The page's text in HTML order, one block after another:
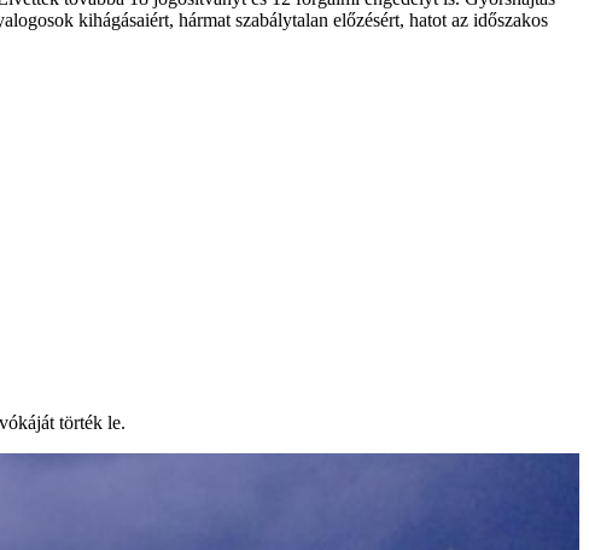
kihágásaiért, hármat szabálytalan előzésért, hatot az időszakos
törték le.